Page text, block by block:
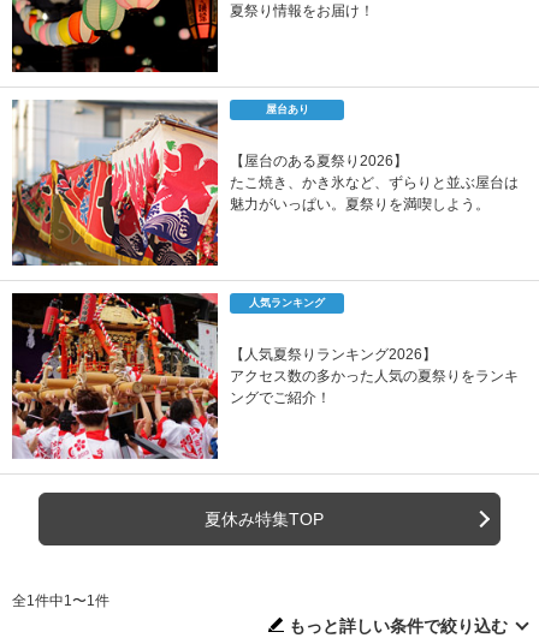
夏祭り情報をお届け！
屋台あり
【屋台のある夏祭り2026】
たこ焼き、かき氷など、ずらりと並ぶ屋台は
魅力がいっぱい。夏祭りを満喫しよう。
人気ランキング
【人気夏祭りランキング2026】
アクセス数の多かった人気の夏祭りをランキ
ングでご紹介！
夏休み特集TOP
全1件中1〜1件
もっと詳しい条件で絞り込む